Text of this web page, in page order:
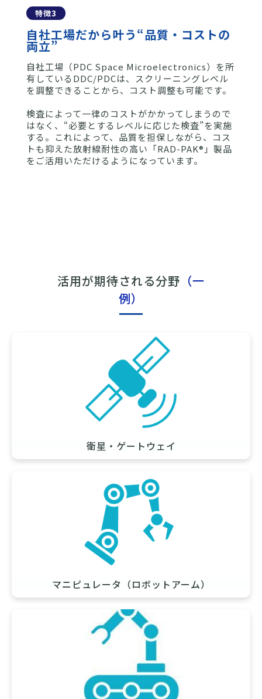
特徴3
自社工場だから叶う“品質・コストの
両立”
自社工場（PDC Space Microelectronics）を所
有しているDDC/PDCは、 スクリーニングレベル
を調整できることから、コスト調整も可能です。
検査によって一律のコストがかかってしまうので
はなく、“必要とするレベルに応じた検査”を実施
する。これによって、 品質を担保しながら、コス
トも抑えた放射線耐性の高い「RAD-PAK®️ 」製品
をご活用いただける ようになっています。
活用が期待される分野 （一
例）
衛星・ゲートウェイ
マニピュレータ（ロボットアーム）